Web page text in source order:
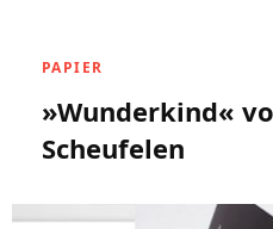
PAPIER
»Wunderkind«
Scheufelen